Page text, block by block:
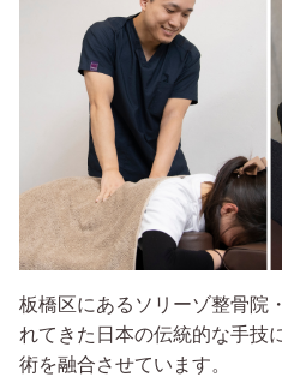
板橋区にあるソリーゾ整骨院
れてきた日本の伝統的な手技
術を融合させています。